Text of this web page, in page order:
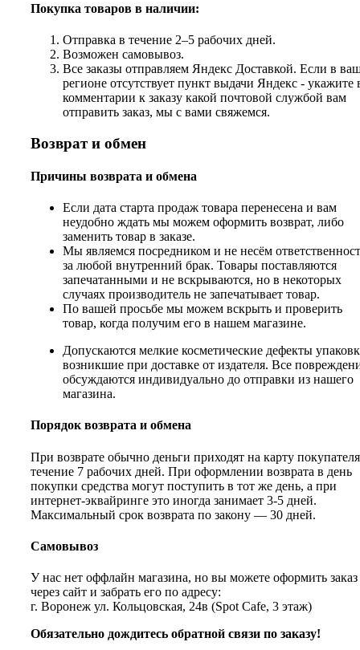
Покупка товаров в наличии:
Отправка в течение 2–5 рабочих дней.
Возможен самовывоз.
Все заказы отправляем Яндекс Доставкой. Если в
регионе отсутствует пункт выдачи Яндекс - укажите
комментарии к заказу какой почтовой службой вам
отправить заказ, мы с вами свяжемся.
Возврат и обмен
Причины возврата и обмена
Если дата старта продаж товара перенесена и вам
неудобно ждать мы можем оформить возврат, либо
заменить товар в заказе.
Мы являемся посредником и не несём
за любой внутренний брак. Товары поставляются
запечатанными и не вскрываются, но в некоторых
случаях производитель не запечатывает товар.
По вашей просьбе мы можем вскрыть и проверить
товар, когда получим его в нашем магазине.
Допускаются мелкие косметические дефекты
возникшие при доставке от издателя. Все
обсуждаются индивидуально до отправки из нашего
магазина.
Порядок возврата и обмена
При возврате обычно деньги приходят на карту
течение 7 рабочих дней. При оформлении возврата в день
покупки средства могут поступить в тот же день, а при
интернет-эквайринге это иногда занимает 3-5 дней.
Максимальный срок возврата по закону — 30 дней.
Самовывоз
У нас нет оффлайн магазина, но вы можете оформить заказ
через сайт и забрать его по адресу:
г. Воронеж ул. Кольцовская, 24в (Spot Cafe, 3 этаж)
Обязательно дождитесь обратной связи по заказу!